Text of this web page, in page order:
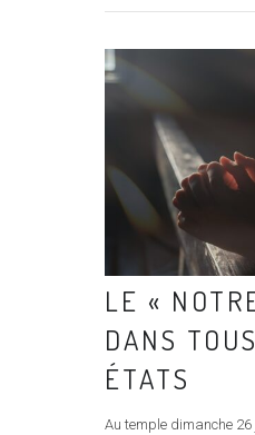
LE «
DANS
ÉTATS
Au temple dimanche